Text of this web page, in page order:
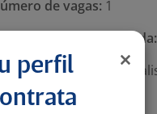
de vagas: 1
de contrato e Jornada:
Profissional:
perfil